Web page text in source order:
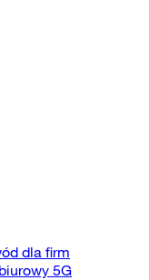
dla firm
5G